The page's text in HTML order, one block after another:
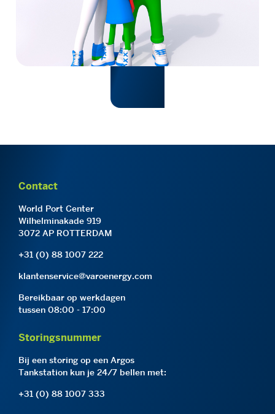
Contact
World Port Center
Wilhelminakade 919
3072 AP ROTTERDAM
+31 (0) 88 1007 222
klantenservice@varoenergy.com
Bereikbaar op werkdagen
tussen 08:00 - 17:00
Storingsnummer
Bij een storing op een Argos
Tankstation kun je 24/7 bellen met:
+31 (0) 88 1007 333